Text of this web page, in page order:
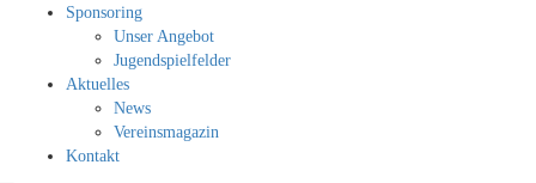
Sponsoring
Unser Angebot
Jugendspielfelder
Aktuelles
News
Vereinsmagazin
Kontakt